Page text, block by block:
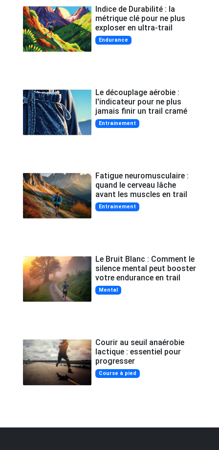
Indice de Durabilité : la
métrique clé pour ne plus
exploser en ultra-trail
Endurance
Le découplage aérobie :
l'indicateur pour ne plus
jamais finir un trail cramé
Entrainement
Fatigue neuromusculaire :
quand le cerveau lâche
avant les muscles en trail
Entrainement
Le Bruit Blanc : Comment le
silence mental peut booster
votre endurance en trail
Mental
Courir au seuil anaérobie
lactique : essentiel pour
progresser
Course à pied